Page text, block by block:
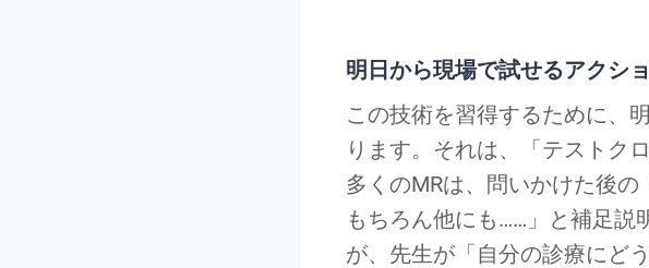
明日から現場で試せるアクシ
この技術を習得するために、
ります。それは、「テストク
多くのMRは、問いかけた後の
もちろん他にも……」と補足説
が、先生が「自分の診療にど